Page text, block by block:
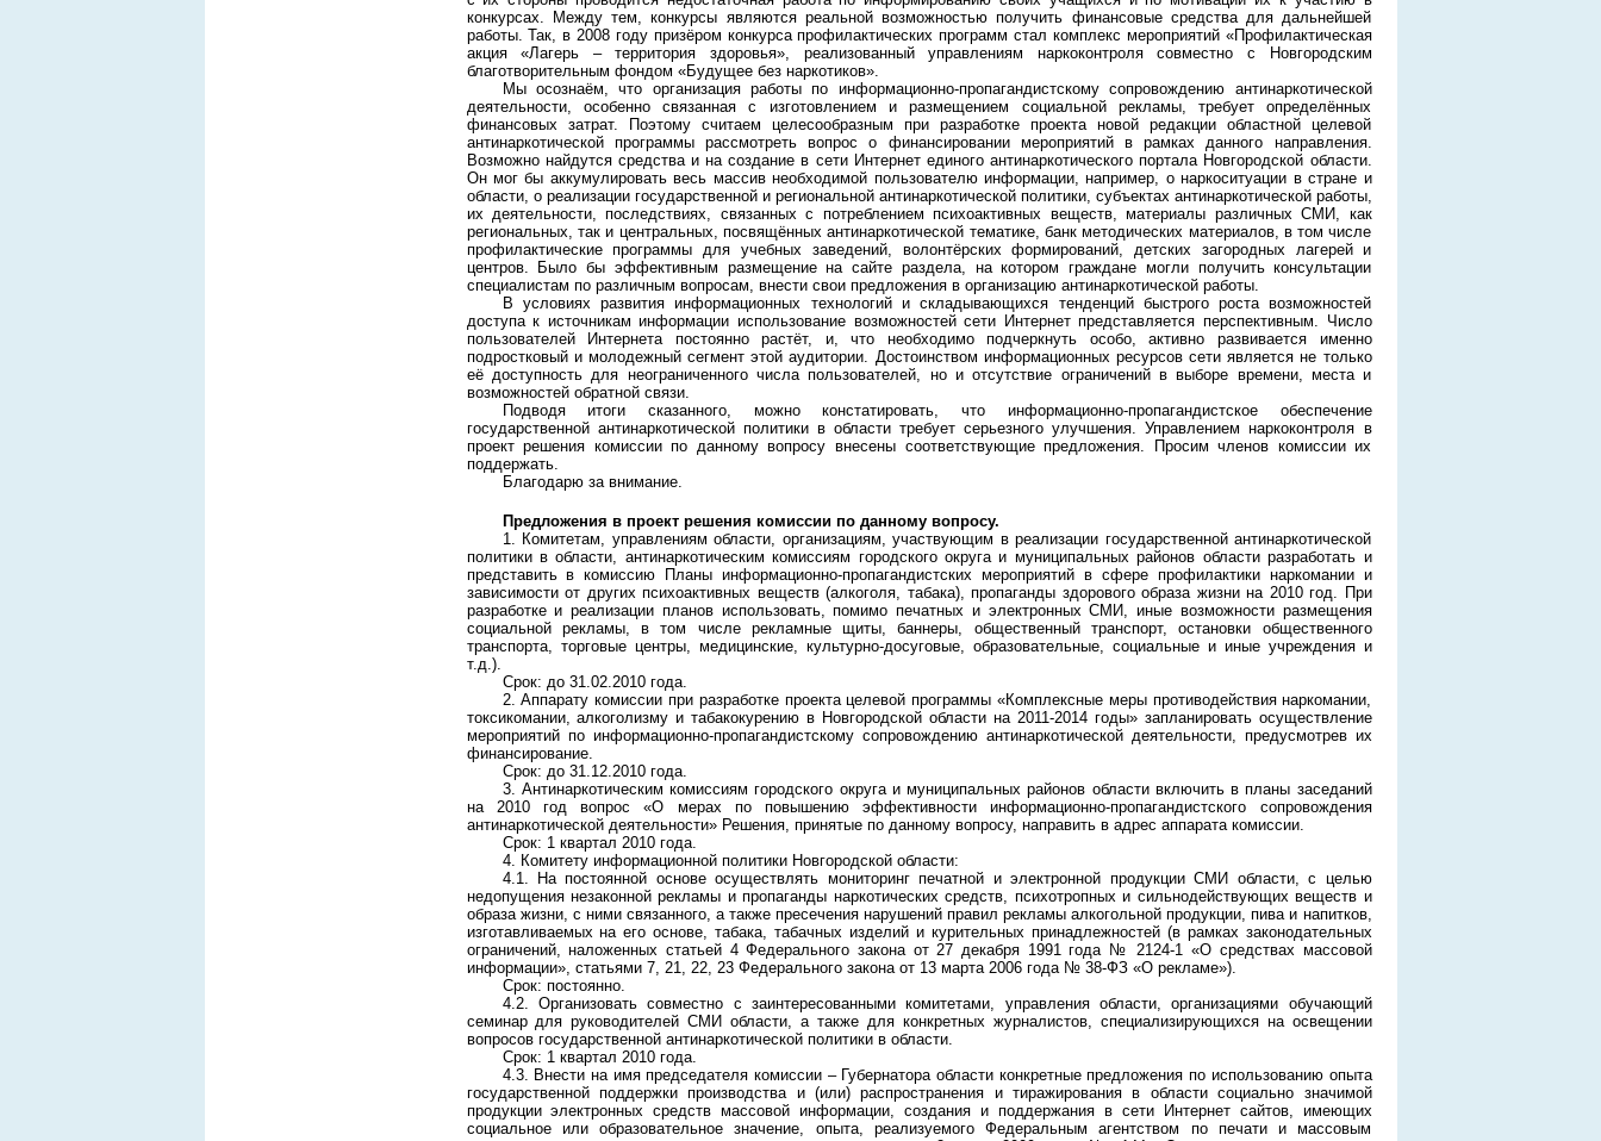
конкурсах. Между тем, конкурсы являются реальной возможностью получить финансовые средства для дальнейшей
работы. Так, в 2008 году призёром конкурса профилактических программ стал комплекс мероприятий «Профилактическая
акция «Лагерь – территория здоровья», реализованный управлениям наркоконтроля совместно с Новгородским
благотворительным фондом «Будущее без наркотиков».
Мы осознаём, что организация работы по информационно-пропагандистскому сопровождению антинаркотической
деятельности, особенно связанная с изготовлением и размещением социальной рекламы, требует определённых
финансовых затрат. Поэтому считаем целесообразным при разработке проекта новой редакции областной целевой
антинаркотической программы рассмотреть вопрос о финансировании мероприятий в рамках данного направления.
Возможно найдутся средства и на создание в сети Интернет единого антинаркотического портала Новгородской области.
Он мог бы аккумулировать весь массив необходимой пользователю информации, например, о наркоситуации в стране и
области, о реализации государственной и региональной антинаркотической политики, субъектах антинаркотической работы,
их деятельности, последствиях, связанных с потреблением психоактивных веществ, материалы различных СМИ, как
региональных, так и центральных, посвящённых антинаркотической тематике, банк методических материалов, в том числе
профилактические программы для учебных заведений, волонтёрских формирований, детских загородных лагерей и
центров. Было бы эффективным размещение на сайте раздела, на котором граждане могли получить консультации
специалистам по различным вопросам, внести свои предложения в организацию антинаркотической работы.
В условиях развития информационных технологий и складывающихся тенденций быстрого роста возможностей
доступа к источникам информации использование возможностей сети Интернет представляется перспективным. Число
пользователей Интернета постоянно растёт, и, что необходимо подчеркнуть особо, активно развивается именно
подростковый и молодежный сегмент этой аудитории. Достоинством информационных ресурсов сети является не только
её доступность для неограниченного числа пользователей, но и отсутствие ограничений в выборе времени, места и
возможностей обратной связи.
Подводя итоги сказанного, можно констатировать, что информационно-пропагандистское обеспечение
государственной антинаркотической политики в области требует серьезного улучшения. Управлением наркоконтроля в
проект решения комиссии по данному вопросу внесены соответствующие предложения. Просим членов комиссии их
поддержать.
Благодарю за внимание.
Предложения в проект решения комиссии по данному вопросу.
1. Комитетам, управлениям области, организациям, участвующим в реализации государственной антинаркотической
политики в области, антинаркотическим комиссиям городского округа и муниципальных районов области разработать и
представить в комиссию Планы информационно-пропагандистских мероприятий в сфере профилактики наркомании и
зависимости от других психоактивных веществ (алкоголя, табака), пропаганды здорового образа жизни на 2010 год. При
разработке и реализации планов использовать, помимо печатных и электронных СМИ, иные возможности размещения
социальной рекламы, в том числе рекламные щиты, баннеры, общественный транспорт, остановки общественного
транспорта, торговые центры, медицинские, культурно-досуговые, образовательные, социальные и иные учреждения и
т.д.).
Срок: до 31.02.2010 года.
2. Аппарату комиссии при разработке проекта целевой программы «Комплексные меры противодействия наркомании,
токсикомании, алкоголизму и табакокурению в Новгородской области на 2011-2014 годы» запланировать осуществление
мероприятий по информационно-пропагандистскому сопровождению антинаркотической деятельности, предусмотрев их
финансирование.
Срок: до 31.12.2010 года.
3. Антинаркотическим комиссиям городского округа и муниципальных районов области включить в планы заседаний
на 2010 год вопрос «О мерах по повышению эффективности информационно-пропагандистского сопровождения
антинаркотической деятельности» Решения, принятые по данному вопросу, направить в адрес аппарата комиссии.
Срок: 1 квартал 2010 года.
4. Комитету информационной политики Новгородской области:
4.1. На постоянной основе осуществлять мониторинг печатной и электронной продукции СМИ области, с целью
недопущения незаконной рекламы и пропаганды наркотических средств, психотропных и сильнодействующих веществ и
образа жизни, с ними связанного, а также пресечения нарушений правил рекламы алкогольной продукции, пива и напитков,
изготавливаемых на его основе, табака, табачных изделий и курительных принадлежностей (в рамках законодательных
ограничений, наложенных статьей 4 Федерального закона от 27 декабря 1991 года № 2124-1 «О средствах массовой
информации», статьями 7, 21, 22, 23 Федерального закона от 13 марта 2006 года № 38-ФЗ «О рекламе»).
Срок: постоянно.
4.2. Организовать совместно с заинтересованными комитетами, управления области, организациями обучающий
семинар для руководителей СМИ области, а также для конкретных журналистов, специализирующихся на освещении
вопросов государственной антинаркотической политики в области.
Срок: 1 квартал 2010 года.
4.3. Внести на имя председателя комиссии – Губернатора области конкретные предложения по использованию опыта
государственной поддержки производства и (или) распространения и тиражирования в области социально значимой
продукции электронных средств массовой информации, создания и поддержания в сети Интернет сайтов, имеющих
социальное или образовательное значение, опыта, реализуемого Федеральным агентством по печати и массовым